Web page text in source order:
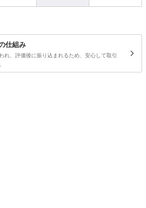
仕組み
れ、評価後に振り込まれるため、安心して取引